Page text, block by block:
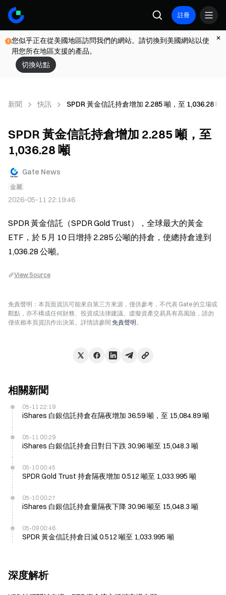
註冊
您似乎正在從美國地區訪問我們的網站。請切換到美國網站以使
用您所在地區支援的產品。
切換站點
新聞 快訊 SPDR 黃金信託持倉增加 2.285 噸，至 1,036.28 噸
SPDR 黃金信託持倉增加 2.285 噸，至
1,036.28 噸
Gate News
金屬
2026-05-11 22:19:46
SPDR 黃金信託（SPDR Gold Trust），全球最大的黃金
ETF，於 5 月 10 日增持 2.285 公噸的持倉，使總持倉達到
1,036.28 公噸。
View Source
免責聲明：本頁面資訊可能來自第三方來源，僅供參考，不代表 Gate 的立場或
觀點，亦不構成任何財務、投資或法律建議。虛擬資產交易具有高風險，請勿
僅依賴本頁資訊作出決策。詳情請參閱 免責聲明。
相關新聞
05-11 22:19
iShares 白銀信託持倉在隔夜增加 36.59 噸，至 15,084.89 噸
05-11 00:29
iShares 白銀信託持倉日對日下跌 30.96 噸至 15,048.3 噸
05-10 00:45
SPDR Gold Trust 持倉隔夜增加 0.512 噸至 1,033.995 噸
05-10 00:27
iShares 白銀信託持倉量隔夜下降 30.96 噸至 15,048.3 噸
05-09 00:46
SPDR 黃金信託持倉日減 0.512 噸至 1,033.995 噸
深度解析